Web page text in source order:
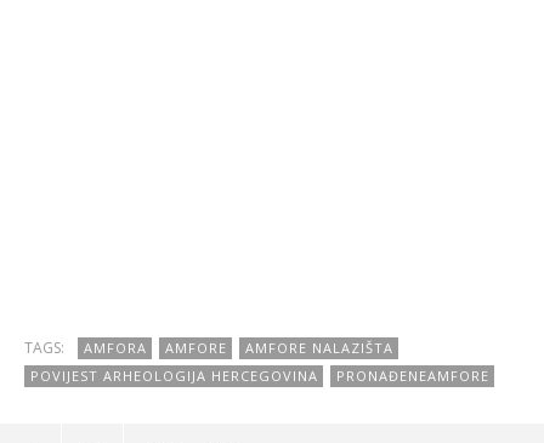
TAGS: AMFORA AMFORE
AMFORE NALAZIŠTA
POVIJEST ARHEOLOGIJA HERCEGOVINA
PRONAĐENEAMFORE